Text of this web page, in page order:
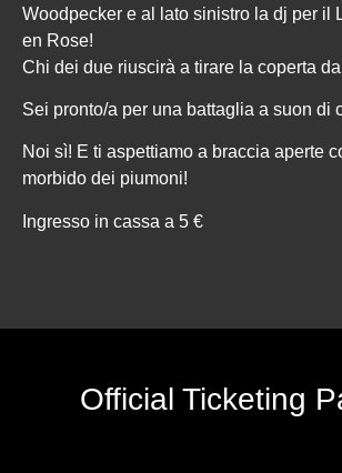
Woodpecker e al lato sinistro la dj per il
en Rose!
Chi dei due riuscirà a tirare la coperta
Sei pronto/a per una battaglia a suon di
Noi sì! E ti aspettiamo a braccia aperte
morbido dei piumoni!
Ingresso in cassa a 5 €
Official Ticketing